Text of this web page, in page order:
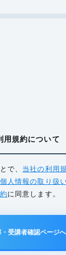
用規約について
で、 当社の利用
人情報の取り扱
に同意します。
・受講者確認ページへ